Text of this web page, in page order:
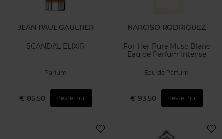
JEAN PAUL GAULTIER
SCANDAL ELIXIR
Parfum
€ 85,50 Bestel nu!
NARCISO RODRIGUEZ
For Her Pure Musc Blanc
Eau de Parfum Intense
Eau de Parfum
€ 93,50 Bestel nu!